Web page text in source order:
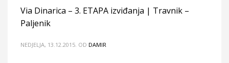
Via Dinarica – 3. ETAPA izviđanja | Travnik –
Paljenik
NEDJELJA, 13.12.2015. OD DAMIR